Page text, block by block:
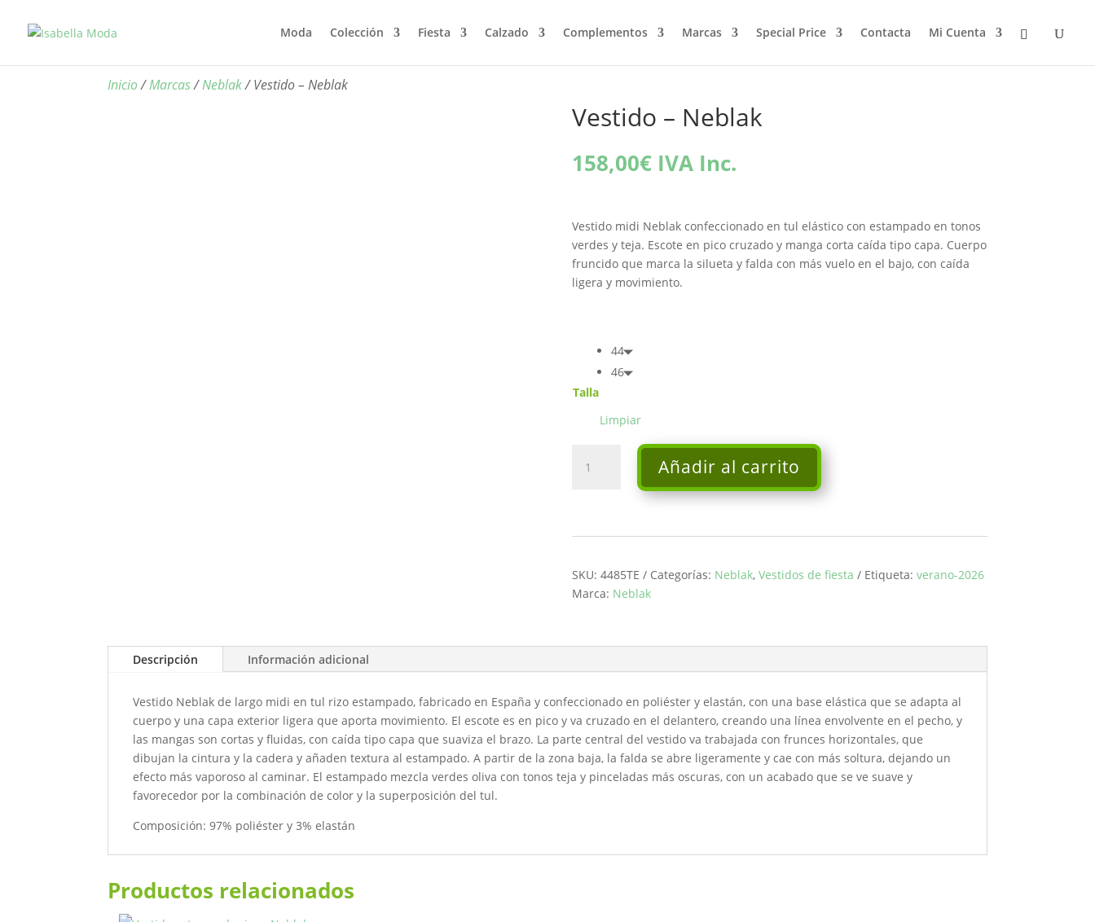
Moda Colección Fiesta Calzado Complementos Marcas Special Price Contacta Mi Cuenta
Inicio/Marcas/Neblak/ Vestido – Neblak
Vestido – Neblak
158,00€ IVA Inc.
Vestido midi Neblak confeccionado en tul elástico con estampado en tonos
verdes y teja. Escote en pico cruzado y manga corta caída tipo capa. Cuerpo
fruncido que marca la silueta y falda con más vuelo en el bajo, con caída
ligera y movimiento.
Talla
44
46
Limpiar
Añadir al carrito
SKU: 4485TE Categorías: Neblak, Vestidos de fiesta Etiqueta: verano-2026
Marca: Neblak
Descripción Información adicional
Vestido Neblak de largo midi en tul rizo estampado, fabricado en España y confeccionado en poliéster y elastán, con una base elástica que se adapta al
cuerpo y una capa exterior ligera que aporta movimiento. El escote es en pico y va cruzado en el delantero, creando una línea envolvente en el pecho, y
las mangas son cortas y fluidas, con caída tipo capa que suaviza el brazo. La parte central del vestido va trabajada con frunces horizontales, que
dibujan la cintura y la cadera y añaden textura al estampado. A partir de la zona baja, la falda se abre ligeramente y cae con más soltura, dejando un
efecto más vaporoso al caminar. El estampado mezcla verdes oliva con tonos teja y pinceladas más oscuras, con un acabado que se ve suave y
favorecedor por la combinación de color y la superposición del tul.
Composición: 97% poliéster y 3% elastán
Productos relacionados